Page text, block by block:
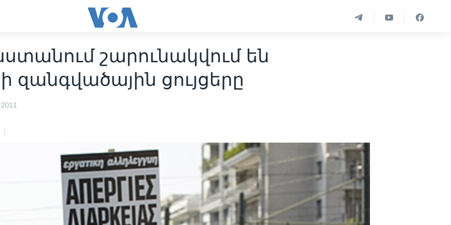
շարունակվում են
զանգվածային ցույցերը